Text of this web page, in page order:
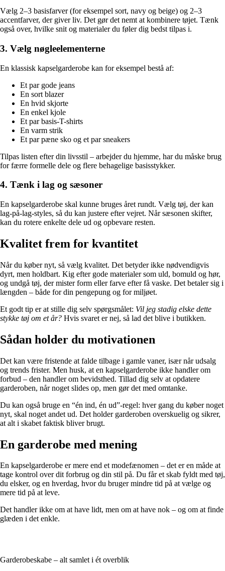
Vælg 2–3 basisfarver (for eksempel sort, navy og beige) og 2–3
accentfarver, der giver liv. Det gør det nemt at kombinere tøjet. Tænk
også over, hvilke snit og materialer du føler dig bedst tilpas i.
3. Vælg nøgleelementerne
En klassisk kapselgarderobe kan for eksempel bestå af:
Et par gode jeans
En sort blazer
En hvid skjorte
En enkel kjole
Et par basis-T-shirts
En varm strik
Et par pæne sko og et par sneakers
Tilpas listen efter din livsstil – arbejder du hjemme, har du måske brug
for færre formelle dele og flere behagelige basisstykker.
4. Tænk i lag og sæsoner
En kapselgarderobe skal kunne bruges året rundt. Vælg tøj, der kan
lag-på-lag-styles, så du kan justere efter vejret. Når sæsonen skifter,
kan du rotere enkelte dele ud og opbevare resten.
Kvalitet frem for kvantitet
Når du køber nyt, så vælg kvalitet. Det betyder ikke nødvendigvis
dyrt, men holdbart. Kig efter gode materialer som uld, bomuld og hør,
og undgå tøj, der mister form eller farve efter få vaske. Det betaler sig i
længden – både for din pengepung og for miljøet.
Et godt tip er at stille dig selv spørgsmålet: Vil jeg stadig elske dette
stykke tøj om et år? Hvis svaret er nej, så lad det blive i butikken.
Sådan holder du motivationen
Det kan være fristende at falde tilbage i gamle vaner, især når udsalg
og trends frister. Men husk, at en kapselgarderobe ikke handler om
forbud – den handler om bevidsthed. Tillad dig selv at opdatere
garderoben, når noget slides op, men gør det med omtanke.
Du kan også bruge en “én ind, én ud”-regel: hver gang du køber noget
nyt, skal noget andet ud. Det holder garderoben overskuelig og sikrer,
at alt i skabet faktisk bliver brugt.
En garderobe med mening
En kapselgarderobe er mere end et modefænomen – det er en måde at
tage kontrol over dit forbrug og din stil på. Du får et skab fyldt med tøj,
du elsker, og en hverdag, hvor du bruger mindre tid på at vælge og
mere tid på at leve.
Det handler ikke om at have lidt, men om at have nok – og om at finde
glæden i det enkle.
Garderobeskabe – alt samlet i ét overblik